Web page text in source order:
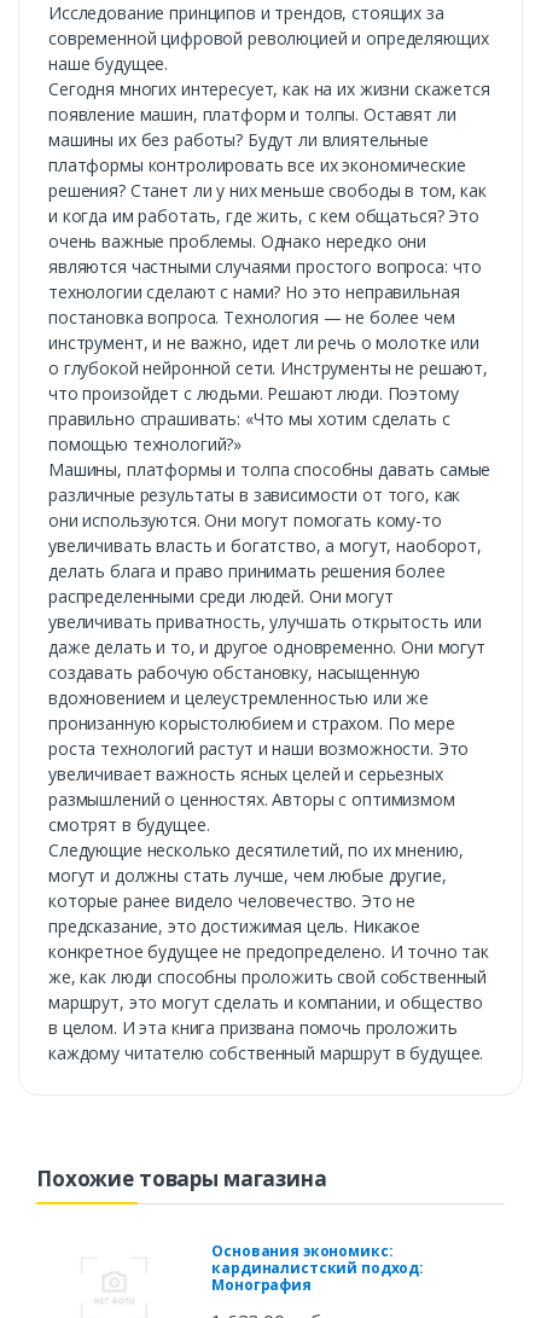
Исследование принципов и трендов, стоящих за
современной цифровой революцией и определяющих
наше будущее.
Сегодня многих интересует, как на их жизни скажется
появление машин, платформ и толпы. Оставят ли
машины их без работы? Будут ли влиятельные
платформы контролировать все их экономические
решения? Станет ли у них меньше свободы в том, как
и когда им работать, где жить, с кем общаться? Это
очень важные проблемы. Однако нередко они
являются частными случаями простого вопроса: что
технологии сделают с нами? Но это неправильная
постановка вопроса. Технология — не более чем
инструмент, и не важно, идет ли речь о молотке или
о глубокой нейронной сети. Инструменты не решают,
что произойдет с людьми. Решают люди. Поэтому
правильно спрашивать: «Что мы хотим сделать с
помощью технологий?»
Машины, платформы и толпа способны давать самые
различные результаты в зависимости от того, как
они используются. Они могут помогать кому-то
увеличивать власть и богатство, а могут, наоборот,
делать блага и право принимать решения более
распределенными среди людей. Они могут
увеличивать приватность, улучшать открытость или
даже делать и то, и другое одновременно. Они могут
создавать рабочую обстановку, насыщенную
вдохновением и целеустремленностью или же
пронизанную корыстолюбием и страхом. По мере
роста технологий растут и наши возможности. Это
увеличивает важность ясных целей и серьезных
размышлений о ценностях. Авторы с оптимизмом
смотрят в будущее.
Следующие несколько десятилетий, по их мнению,
могут и должны стать лучше, чем любые другие,
которые ранее видело человечество. Это не
предсказание, это достижимая цель. Никакое
конкретное будущее не предопределено. И точно так
же, как люди способны проложить свой собственный
маршрут, это могут сделать и компании, и общество
в целом. И эта книга призвана помочь проложить
каждому читателю собственный маршрут в будущее.
Похожие товары магазина
Основания экономикс:
кардиналистский подход:
Монография